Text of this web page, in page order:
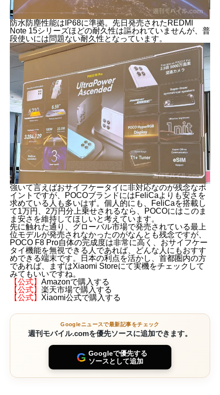
防水防塵性能はIP68に準拠。先日発売されたREDMI
Note 15シリーズほどの耐久性は謳われていませんが、普
段使いには問題ない耐久性となっています。
強いて言えばおサイフケータイに非対応なのが残念なポ
イントですが、POCOブランドにはFeliCaよりも安さを
求めている人も多いはず。個人的にも、FeliCaを搭載し
て1万円、2万円分上乗せされるなら、POCOにはこのま
ま安さを維持してほしいと考えています。
先に触れた通り、グローバル市場で発売されている最上
位モデルが発売されなかったのがなんとも残念ですが、
POCO F8 Pro自体の完成度は非常に高く、おサイフケー
タイ機能を無視できる人であれば、どんな人にもおすす
めできる端末です。日本の利点を活かし、首都圏内の方
であれば、まずはXiaomi Storeにて実機をチェックして
みてもいいですね。
【公式】 Amazonで購入する
【公式】 楽天市場で購入する
【公式】 Xiaomi公式で購入する
Googleニュースで最新記事をチェック
週刊モバイル.comを優先ソースに追加できます。
G Googleで優先する
ソースとして追加